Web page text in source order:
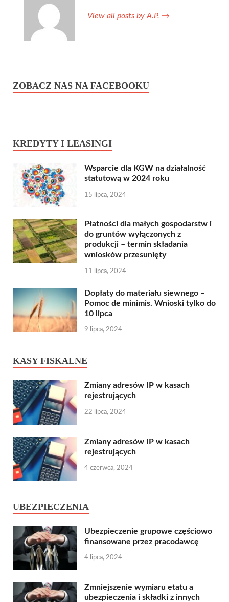
View all posts by A.P. →
ZOBACZ NAS NA FACEBOOKU
KREDYTY I LEASINGI
Wsparcie dla KGW na działalność
statutową w 2024 roku
15 lipca, 2024
Płatności dla małych gospodarstw i
do gruntów wyłączonych z
produkcji – termin składania
wniosków przesunięty
11 lipca, 2024
Dopłaty do materiału siewnego –
Pomoc de minimis. Wnioski tylko do
10 lipca
9 lipca, 2024
KASY FISKALNE
Zmiany adresów IP w kasach
rejestrujących
22 lipca, 2024
Zmiany adresów IP w kasach
rejestrujących
4 czerwca, 2024
UBEZPIECZENIA
Ubezpieczenie grupowe częściowo
finansowane przez pracodawcę
4 lipca, 2024
Zmniejszenie wymiaru etatu a
ubezpieczenia i składki z innych